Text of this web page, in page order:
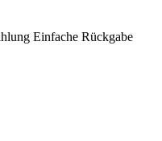
Einfache Rückgabe